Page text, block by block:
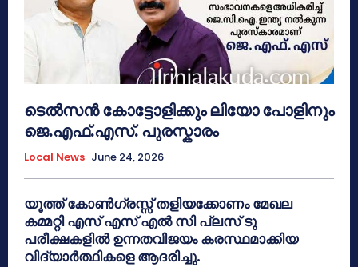
ടെൽസൻ കോട്ടോളിക്കും ലിയോ പോളിനും
ജെ.എഫ്.എസ്. പുരസ്കാരം
Local News June 24, 2026
യൂത്ത് കോൺഗ്രസ്സ് തളിയക്കോണം മേഖല
കമ്മറ്റി എസ് എസ് എൽ സി പ്ലസ് ടു
പരീക്ഷകളിൽ ഉന്നതവിജയം കരസ്ഥമാക്കിയ
വിദ്യാർത്ഥികളെ ആദരിച്ചു.